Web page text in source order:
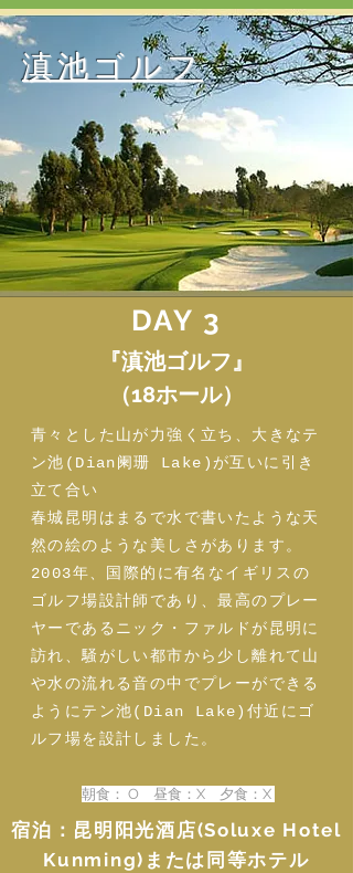
滇池ゴルフ
DAY 3
『滇池ゴルフ』
（18ホール）
青々とした山が力強く立ち、大きなテ
ン池(Dian阑珊 Lake)が互いに引き
立て合い
春城昆明はまるで水で書いたような天
然の絵のような美しさがあります。
2003年、国際的に有名なイギリスの
ゴルフ場設計師であり、最高のプレー
ヤーであるニック・ファルドが昆明に
訪れ、騒がしい都市から少し離れて山
や水の流れる音の中でプレーができる
ようにテン池(Dian Lake)付近にゴ
ルフ場を設計しました。
朝食： O 昼食：X 夕食：X
宿泊：昆明阳光酒店(Soluxe Hotel
Kunming)または同等ホテル